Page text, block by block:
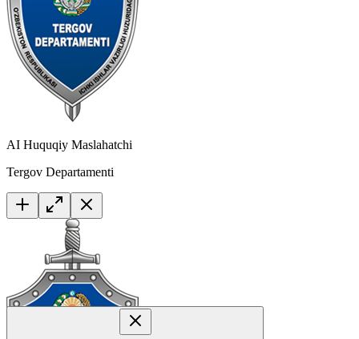
AI Huquqiy Maslahatchi
Tergov Departamenti